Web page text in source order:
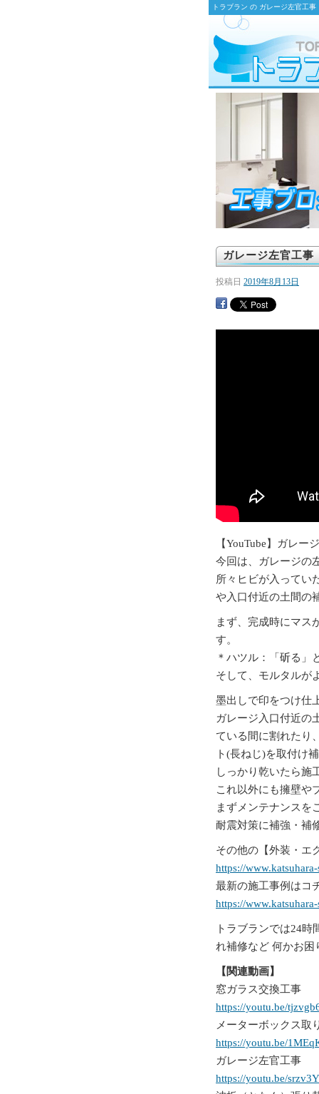
トラブラン の ガレージ左官工
ガレージ左官工
投稿日 2019年8月13日
【YouTube】ガレ
今回は、ガレージの
所々ヒビが入ってい
や入口付近の土間の
まず、完成時にマス
す。
＊ハツル：「斫る」
そして、モルタルが
墨出しで印をつけ仕
ガレージ入口付近の
ている間に割れたり
ト(長ねじ)を取付け
しっかり乾いたら施
これ以外にも擁壁や
まずメンテナンスを
耐震対策に補強・補
その他の【外装・エ
https://
最新の施工事例はコ
https://
トラブランでは24
れ補修など 何かお
【関連動画】
窓ガラス交換工事
https://youtu.be/
メーターボックス取
https://youtu.be/
ガレージ左官工事
https://youtu.be/